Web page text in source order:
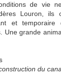
de vie
Louron, ils
et
Une grande
du